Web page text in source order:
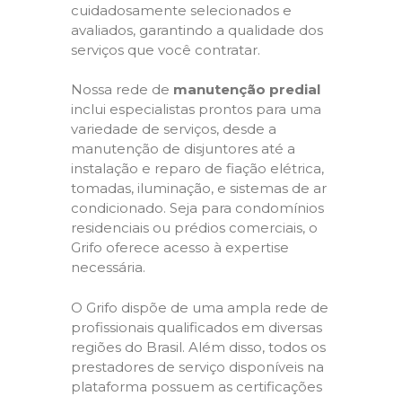
cuidadosamente selecionados e
avaliados, garantindo a qualidade dos
serviços que você contratar.
Nossa rede de manutenção predial
inclui especialistas prontos para uma
variedade de serviços, desde a
manutenção de disjuntores até a
instalação e reparo de fiação elétrica,
tomadas, iluminação, e sistemas de ar
condicionado. Seja para condomínios
residenciais ou prédios comerciais, o
Grifo oferece acesso à expertise
necessária.
O Grifo dispõe de uma ampla rede de
profissionais qualificados em diversas
regiões do Brasil. Além disso, todos os
prestadores de serviço disponíveis na
plataforma possuem as certificações